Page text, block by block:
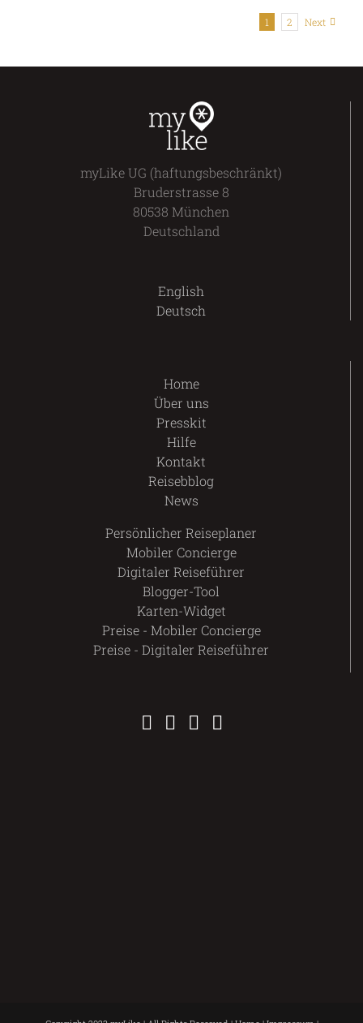
1 2 Next
myLike UG (haftungsbeschränkt)
Bruderstrasse 8
80538 München
Deutschland
English
Deutsch
Home
Über uns
Presskit
Hilfe
Kontakt
Reisebblog
News
Persönlicher Reiseplaner
Mobiler Concierge
Digitaler Reiseführer
Blogger-Tool
Karten-Widget
Preise - Mobiler Concierge
Preise - Digitaler Reiseführer